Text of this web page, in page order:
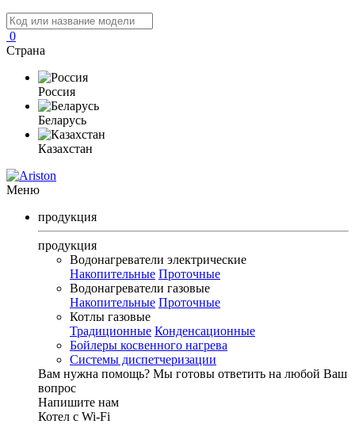
0
Страна
Россия
Беларусь
Казахстан
Меню
продукция
продукция
Водонагреватели электрические
Накопительные Проточные
Водонагреватели газовые
Накопительные Проточные
Котлы газовые
Традиционные Конденсационные
Бойлеры косвенного нагрева
Системы диспетчеризации
Вам нужна помощь? Мы готовы ответить на любой Ваш
вопрос
Напишите нам
Котел с Wi-Fi